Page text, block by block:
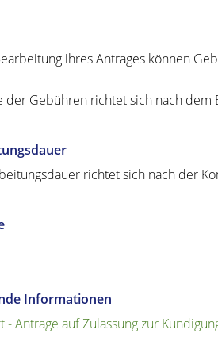
ihres Antrages können
der Gebühren richtet sich nach dem
richtet sich nach der
Informationen
- Anträge auf Zulassung zur